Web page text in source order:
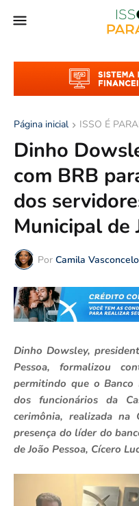
Página inicial ISSO É
Dinho
com BRB
dos
Municipal de
Por Camila
Dinho Dowsley,
Pessoa, formalizou
permitindo que o
dos funcionários da
cerimônia, realizada
presença do líder do
de João Pessoa, Cícero